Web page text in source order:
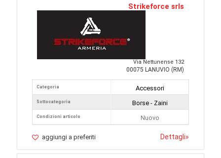
Strikeforce srls
Via Nettunense 132
00075 LANUVIO (RM)
Categoria
Sottocategoria
Condizioni articolo
Accessori
Borse - Zaini
Nuovo
aggiungi a preferiti Dettagli»